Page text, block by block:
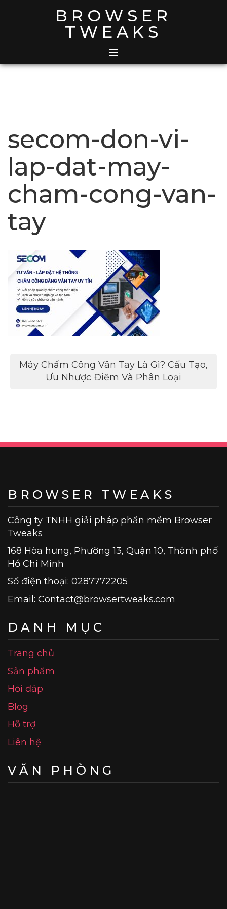
BROWSER
TWEAKS
secom-don-vi-
lap-dat-may-
cham-cong-van-
tay
Điều
hướng
Máy Chấm Công Vân Tay Là Gì? Cấu Tạo,
Ưu Nhược Điểm Và Phân Loại
BROWSER TWEAKS
Công ty TNHH giải pháp phần mềm Browser
Tweaks
168 Hòa hưng, Phường 13, Quận 10, Thành phố
Hồ Chí Minh
Số điện thoại: 0287772205
Email: Contact@browsertweaks.com
DANH MỤC
Trang chủ
Sản phẩm
Hỏi đáp
Blog
Hỗ trợ
Liên hệ
VĂN PHÒNG